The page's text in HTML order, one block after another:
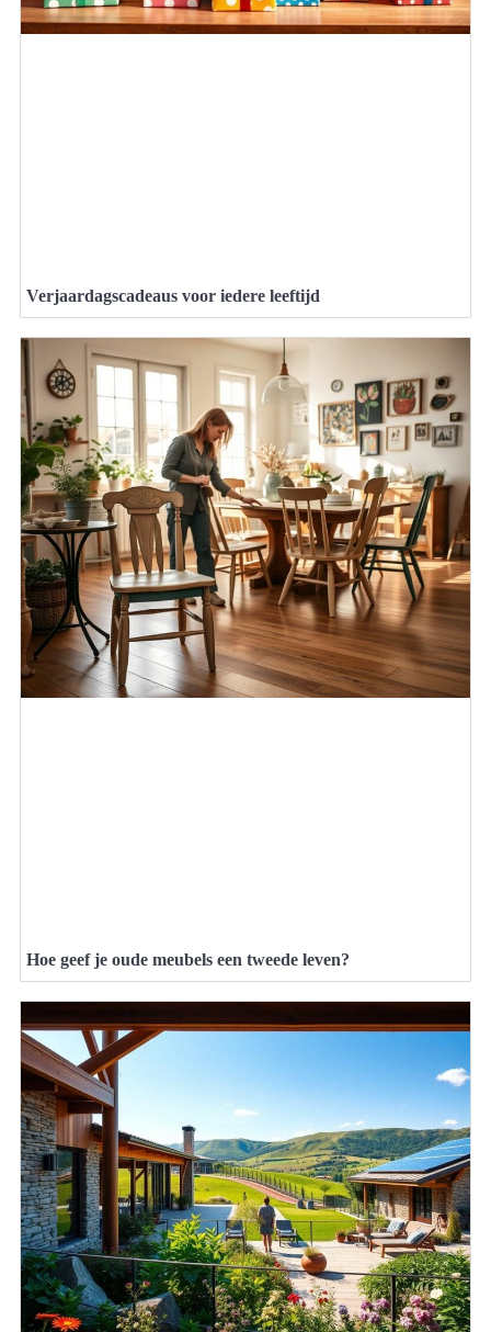
Verjaardagscadeaus voor iedere leeftijd
Hoe geef je oude meubels een tweede leven?